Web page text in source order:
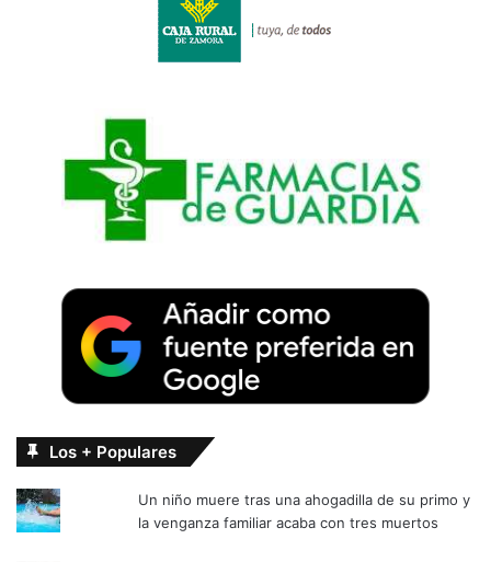
Los + Populares
Un niño muere tras una ahogadilla de su primo y
la venganza familiar acaba con tres muertos